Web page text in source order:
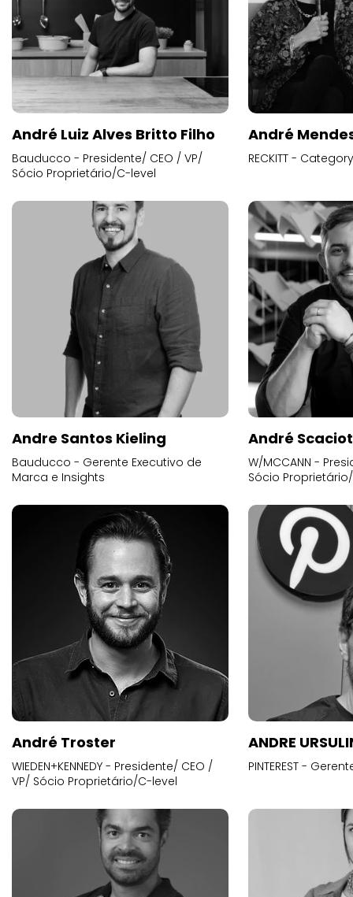
André Luiz Alves Britto Filho
Bauducco - Presidente/ CEO / VP/
Sócio Proprietário/C-level
André
RECKITT -
Andre Santos Kieling
Bauducco - Gerente Executivo de
Marca e Insights
André
W/MCCANN -
Sócio
André Troster
WIEDEN+KENNEDY - Presidente/ CEO /
VP/ Sócio Proprietário/C-level
ANDRE
PINTEREST -